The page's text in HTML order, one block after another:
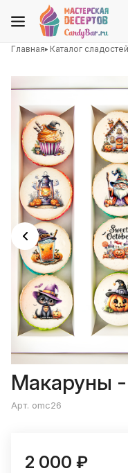
Главная Каталог
Макаруны -
Арт. omc26
2 000 ₽